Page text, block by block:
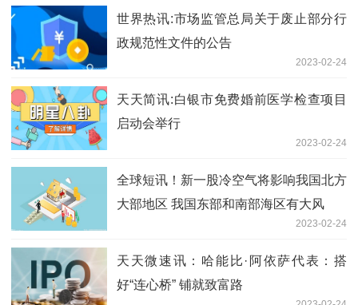
世界热讯:市场监管总局关于废止部分行
政规范性文件的公告
2023-02-24
天天简讯:白银市免费婚前医学检查项目
启动会举行
2023-02-24
全球短讯！新一股冷空气将影响我国北方
大部地区 我国东部和南部海区有大风
2023-02-24
天天微速讯：哈能比·阿依萨代表：搭
好“连心桥” 铺就致富路